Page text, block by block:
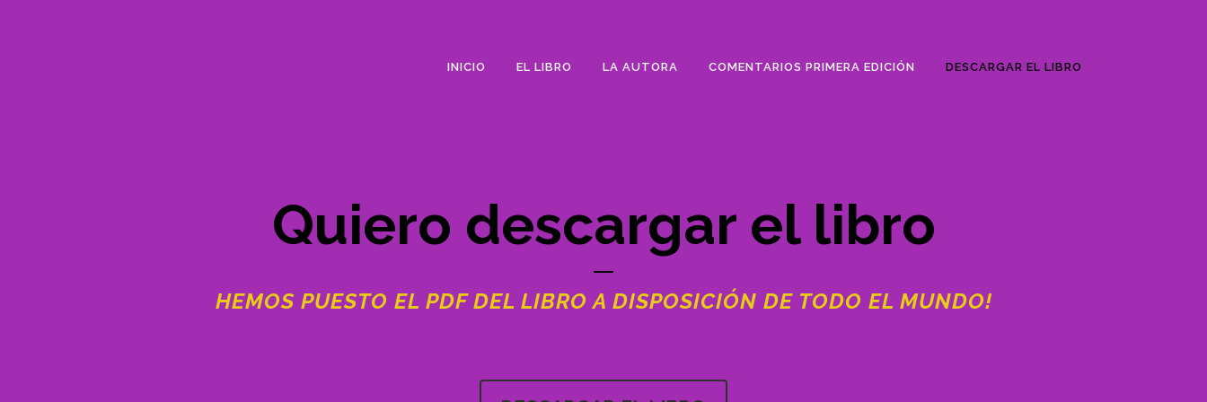
INICIO EL LIBRO LA AUTORA COMENTARIOS PRIMERA EDICIÓN DESCARGAR EL LIBRO
Quiero descargar el libro
HEMOS PUESTO EL PDF DEL LIBRO A DISPOSICIÓN DE TODO EL MUNDO!